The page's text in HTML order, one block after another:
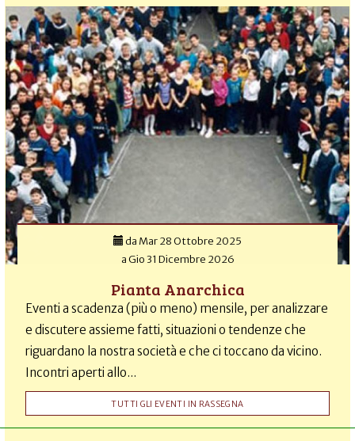
da Mar 28 Ottobre 2025
aGio 31 Dicembre 2026
Pianta Anarchica
Eventi a scadenza (più o meno) mensile, per analizzare
e discutere assieme fatti, situazioni o tendenze che
riguardano la nostra società e che ci toccano da vicino.
Incontri aperti allo...
TUTTI GLI EVENTI IN RASSEGNA